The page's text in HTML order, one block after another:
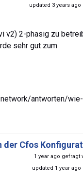
updated 3 years ago
v2) 2-phasig zu
sehr gut zum
antworten/
der Cfos
1 year ago gefragt
updated 1 year ago